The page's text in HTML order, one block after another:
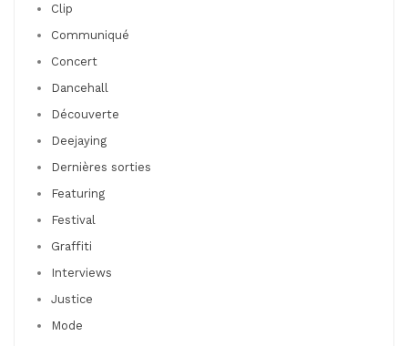
Clip
Communiqué
Concert
Dancehall
Découverte
Deejaying
Dernières sorties
Featuring
Festival
Graffiti
Interviews
Justice
Mode